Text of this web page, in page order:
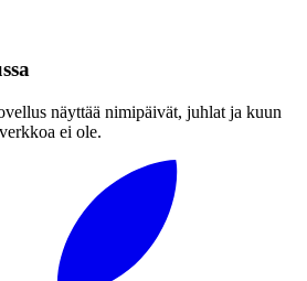
näyttää nimipäivät, juhlat ja kuun
ei ole.